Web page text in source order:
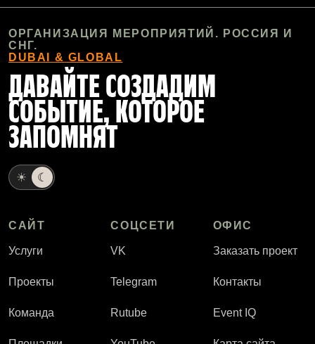
ОРГАНИЗАЦИЯ МЕРОПРИЯТИЙ. РОССИЯ И
СНГ.
DUBAI & GLOBAL
ДАВАЙТЕ СОЗДАДИМ
СОБЫТИЕ, КОТОРОЕ
ЗАПОМНЯТ
☀ ☾
САЙТ
Услуги
Проекты
Команда
СОЦСЕТИ
VK
Telegram
Rutube
ОФИС
Заказать проект
Контакты
Event IQ